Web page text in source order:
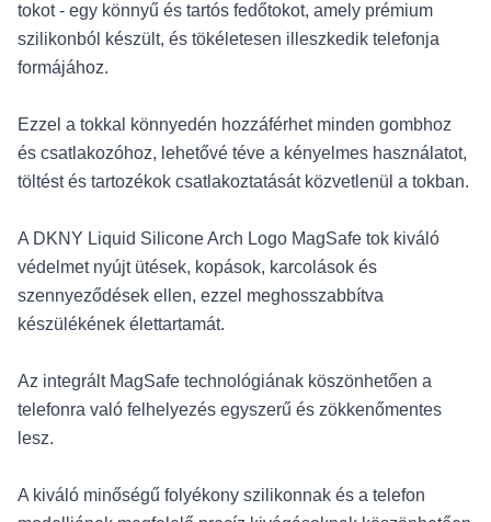
tokot - egy könnyű és tartós fedőtokot, amely prémium
szilikonból készült, és tökéletesen illeszkedik telefonja
formájához.
Ezzel a tokkal könnyedén hozzáférhet minden gombhoz
és csatlakozóhoz, lehetővé téve a kényelmes használatot,
töltést és tartozékok csatlakoztatását közvetlenül a tokban.
A DKNY Liquid Silicone Arch Logo MagSafe tok kiváló
védelmet nyújt ütések, kopások, karcolások és
szennyeződések ellen, ezzel meghosszabbítva
készülékének élettartamát.
Az integrált MagSafe technológiának köszönhetően a
telefonra való felhelyezés egyszerű és zökkenőmentes
lesz.
A kiváló minőségű folyékony szilikonnak és a telefon